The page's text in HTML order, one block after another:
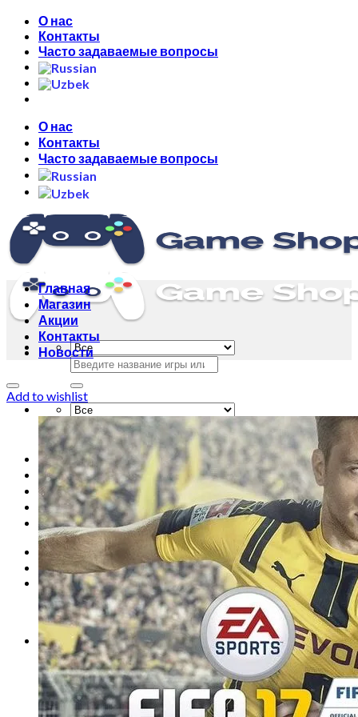
Skip
content
О нас
Контакты
Часто задаваемые вопросы
О нас
Контакты
Часто задаваемые вопросы
Искать:
Искать:
Главная
Магазин
Акции
Контакты
Новости
Вход
Корзина /0сўм0
Корзина пуста.
0
Корзина
Корзина пуста.
Главная
Магазин
Акции
Контакты
Новости
Add to wishlist